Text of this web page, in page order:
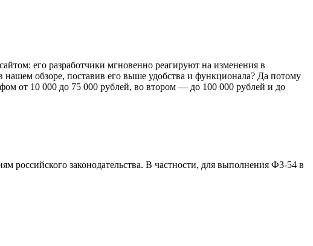
его разработчики мгновенно реагируют на изменения в
нашем обзоре, поставив его выше удобства и функционала? Да потому
от 10 000 до 75 000 рублей, во втором — до 100 000 рублей и до
российского законодательства. В частности, для выполнения Ф3-54 в